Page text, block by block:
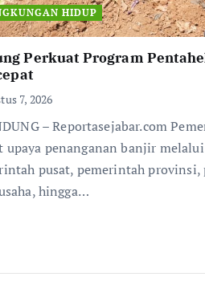
HIDUP
Perkuat Program
7, 2026
– Reportasejabar.com
upaya penanganan banjir
pusat, pemerintah provinsi,
hingga…